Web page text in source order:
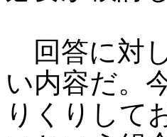
回答に対
い内容だ。
りくりして